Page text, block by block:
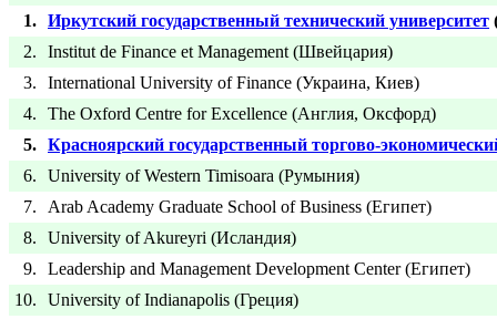
1. Иркутский государственный технический университет
2.
Institut de Finance et Management (Швейцария)
3.
International University of Finance (Украина, Киев)
4.
The Oxford Centre for Excellence (Англия, Оксфорд)
5. Красноярский государственный торгово-
6.
University of Western Timisoara (Румыния)
7.
Arab Academy Graduate School of Business (Египет)
8.
University of Akureyri (Исландия)
9.
Leadership and Management Development Center (Египет)
10.
University of Indianapolis (Греция)